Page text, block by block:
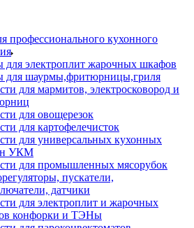
профессионального кухонного
электроплит жарочных шкафов
шаурмы,фритюрницы,гриля
для мармитов, электросковород и
для овощерезок
для картофелечисток
для универсальных кухонных
УКМ
для промышленных мясорубок
пускатели,
датчики
для электроплит и жарочных
конфорки и ТЭНы